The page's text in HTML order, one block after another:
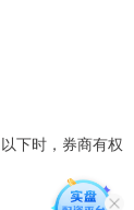
下时，券商有权